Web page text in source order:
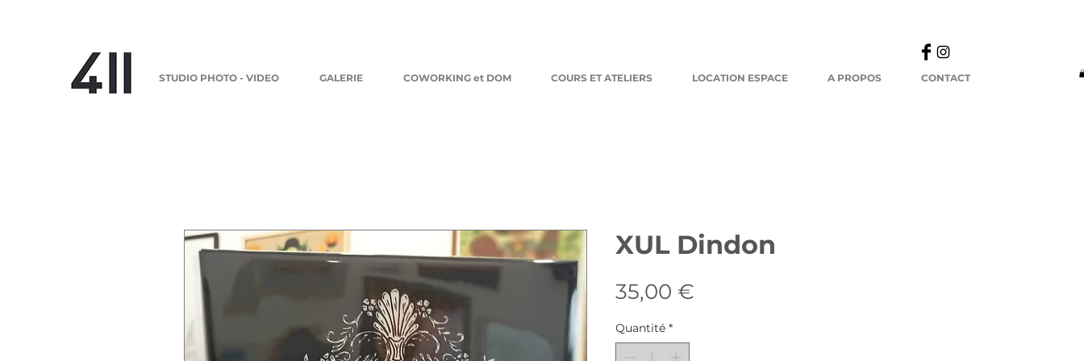
STUDIO PHOTO - VIDEO GALERIE COWORKING et DOM COURS ET ATELIERS LOCATION ESPACE A PROPOS CONTACT
XUL Dindon
35,00 €Prix
Quantité *